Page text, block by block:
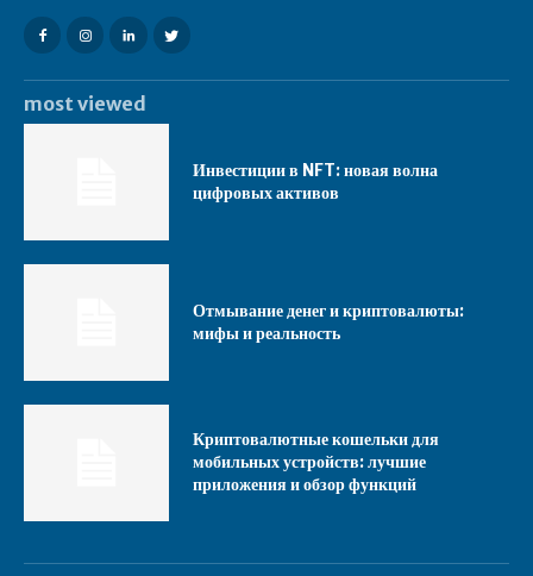
most viewed
Инвестиции в NFT: новая волна
цифровых активов
Отмывание денег и криптовалюты:
мифы и реальность
Криптовалютные кошельки для
мобильных устройств: лучшие
приложения и обзор функций